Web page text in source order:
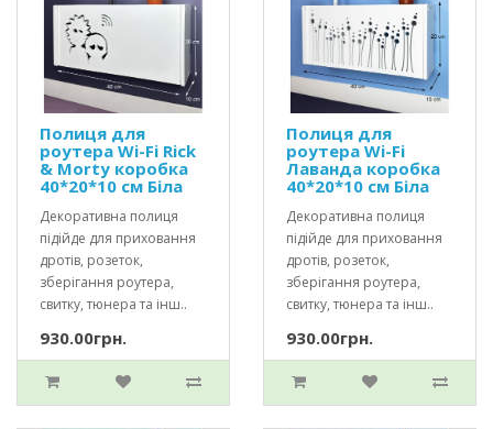
Полиця для
роутера Wi-Fi Rick
& Morty коробка
40*20*10 см Біла
Декоративна полиця
підійде для приховання
дротів, розеток,
зберігання роутера,
свитку, тюнера та інш..
930.00грн.
Полиця для
роутера Wi-Fi
Лаванда коробка
40*20*10 см Біла
Декоративна полиця
підійде для приховання
дротів, розеток,
зберігання роутера,
свитку, тюнера та інш..
930.00грн.